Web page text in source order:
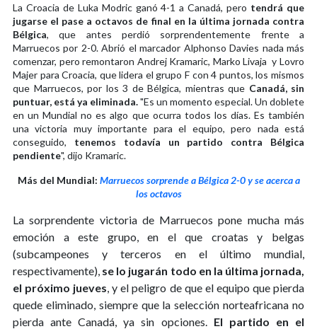
La Croacia de Luka Modric ganó 4-1 a Canadá, pero tendrá que
jugarse el pase a octavos de final en la última jornada contra
Bélgica, que antes perdió sorprendentemente frente a
Marruecos por 2-0. Abrió el marcador Alphonso Davies nada más
comenzar, pero remontaron Andrej Kramaric, Marko Livaja y Lovro
Majer para Croacia, que lidera el grupo F con 4 puntos, los mismos
que Marruecos, por los 3 de Bélgica, mientras que Canadá, sin
puntuar, está ya eliminada."Es un momento especial. Un doblete
en un Mundial no es algo que ocurra todos los días. Es también
una victoria muy importante para el equipo, pero nada está
conseguido, tenemos todavía un partido contra Bélgica
pendiente", dijo Kramaric.
Más del Mundial: Marruecos sorprende a Bélgica 2-0 y se acerca a
los octavos
La sorprendente victoria de Marruecos pone mucha más
emoción a este grupo, en el que croatas y belgas
(subcampeones y terceros en el último mundial,
respectivamente), se lo jugarán todo en la última jornada,
el próximo jueves, y el peligro de que el equipo que pierda
quede eliminado, siempre que la selección norteafricana no
pierda ante Canadá, ya sin opciones. El partido en el